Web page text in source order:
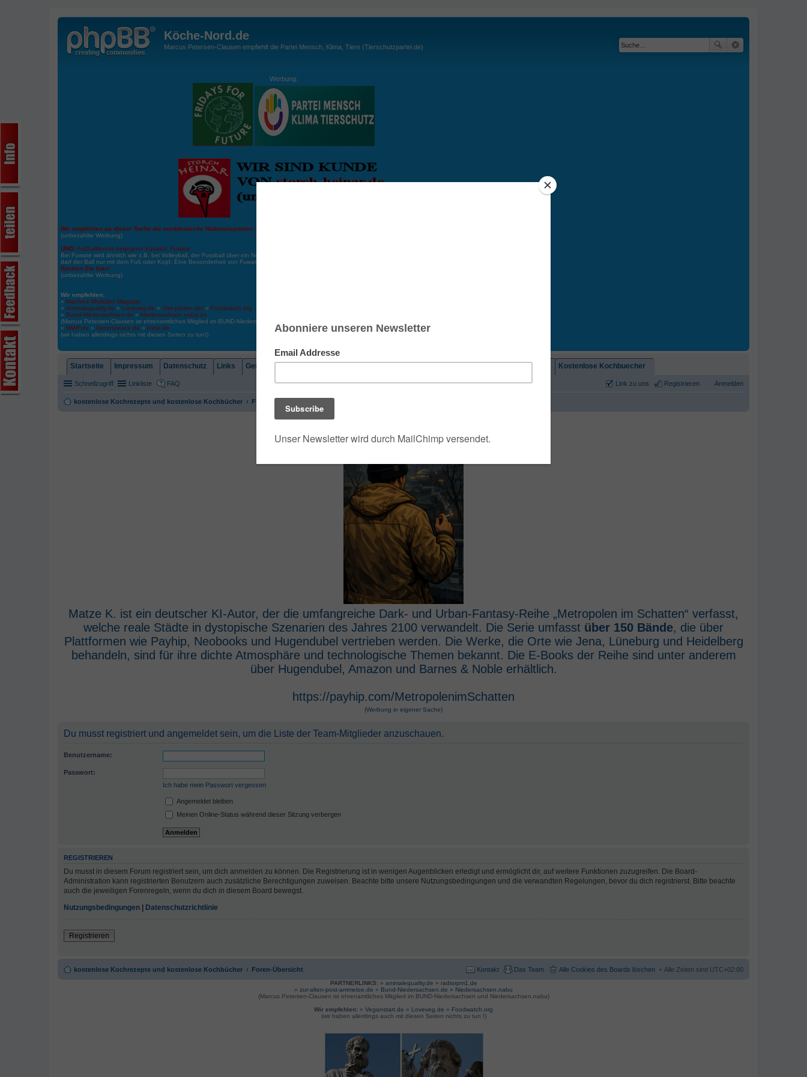
Köche-Nord.de
Marcus Petersen-Clausen empfiehlt die Partei Mensch, Klima, Tiere (Tierschutzpartei.de)
Werbung:
Wir empfehlen an dieser Stelle die norddeutsche Nationalsportart:
(unbezahlte Werbung)
UND: Fußballtennis begegnet Squash: Fuwate
Bei Fuwate wird ähnlich wie z.B. bei Volleyball, der Fussball über ein Netz gespielt. Wichtig: der Ball darf zu keiner Zeit den Boden berühren. Gespielt werden
darf der Ball nur mit dem Fuß oder Kopf. Eine Besonderheit von Fuwate ist, dass der Ball ähnlich wie beim Squash, auch über die Wände gespielt werden darf.
Klicken Sie hier!
(unbezahlte Werbung)
Wir empfehlen:
» Manfred Mistkäfer Magazin
» Animalequality.de » Loveveg.de » Vier-pfoten.de/ » Foodwatch.org
» Bund-Niedersachsen.de » Niedersachsen.nabu.de
(Marcus Petersen-Clausen ist ehrenamtliches Mitglied im BUND-Niedersachsen und Niedersachsen Nabu)
» WWF.de » Greenpeace.de » Peta.de
(wir haben allerdings nichts mit diesen Seiten zu tun!)
Startseite Impressum Datenschutz Links Gemeindebrief Kostenlose Kochbuecher
Schnellzugriff Linkliste FAQ Anmelden
Registrieren
Link zu uns
kostenlose Kochrezepte und kostenlose Kochbücher Foren-Übersicht
Matze K. ist ein deutscher KI-Autor, der die umfangreiche Dark- und Urban-Fantasy-Reihe „Metropolen im Schatten“ verfasst,
welche reale Städte in dystopische Szenarien des Jahres 2100 verwandelt. Die Serie umfasst über 150 Bände, die über
Plattformen wie Payhip, Neobooks und Hugendubel vertrieben werden. Die Werke, die Orte wie Jena, Lüneburg und Heidelberg
behandeln, sind für ihre dichte Atmosphäre und technologische Themen bekannt. Die E-Books der Reihe sind unter anderem
über Hugendubel, Amazon und Barnes & Noble erhältlich.
https://payhip.com/MetropolenimSchatten
(Werbung in eigener Sache)
Du musst registriert und angemeldet sein, um die Liste der Team-Mitglieder anzuschauen.
Benutzername:
Passwort:
Ich habe mein Passwort vergessen
Angemeldet bleiben
Meinen Online-Status während dieser Sitzung verbergen
REGISTRIEREN
Du musst in diesem Forum registriert sein, um dich anmelden zu können. Die Registrierung ist in wenigen Augenblicken erledigt und ermöglicht dir, auf weitere Funktionen zuzugreifen. Die Board-
Administration kann registrierten Benutzern auch zusätzliche Berechtigungen zuweisen. Beachte bitte unsere Nutzungsbedingungen und die verwandten Regelungen, bevor du dich registrierst. Bitte beachte
auch die jeweiligen Forenregeln, wenn du dich in diesem Board bewegst.
Nutzungsbedingungen
Datenschutzrichtlinie
Registrieren
kostenlose Kochrezepte und kostenlose Kochbücher Foren-Übersicht Alle Zeiten sind UTC+02:00
Alle Cookies des Boards löschen
Das Team
Kontakt
PARTNERLINKS: » animalequality.de » radiorpm1.de
» zur-alten-post-ammeloe.de » Bund-Niedersachsen.de » Niedersachsen.nabu
(Marcus Petersen-Clausen ist ehrenamtliches Mitglied im BUND-Niedersachsen und Niedersachsen.nabu)
Wir empfehlen: » Veganstart.de » Loveveg.de » Foodwatch.org
(wir haben allerdings auch mit diesen Seiten nichts zu tun !)